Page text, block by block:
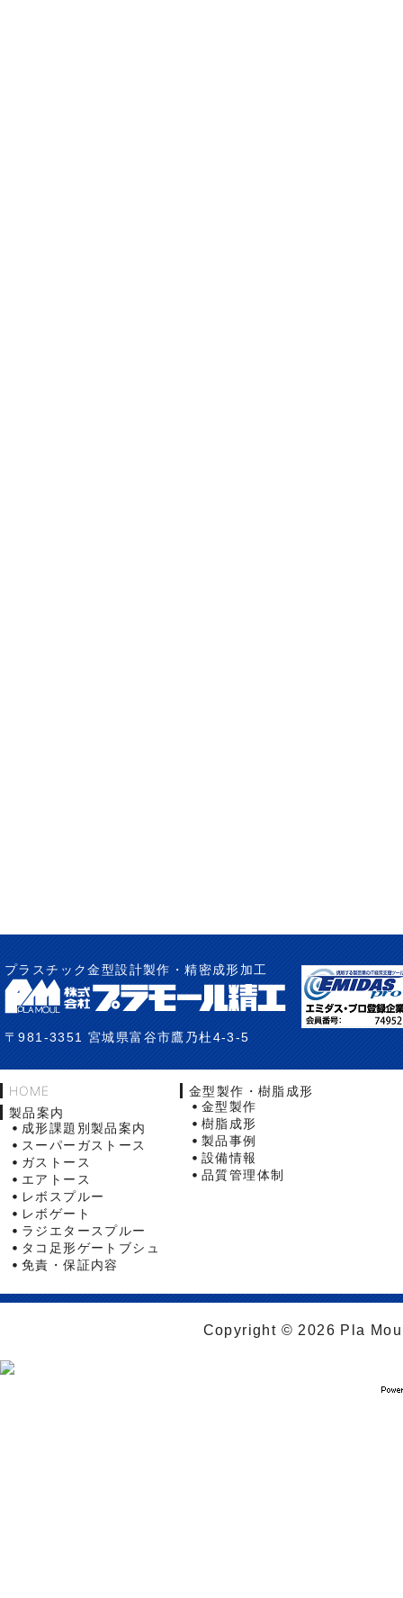
プラスチック金型設計製作・精密成形加工
〒981-3351 宮城県富谷市鷹乃杜4-3-5
HOME
製品案内
成形課題別製品案内
スーパーガストース
ガストース
エアトース
レボスプルー
レボゲート
ラジエタースプルー
タコ足形ゲートブシュ
免責・保証内容
金型製作・樹脂成形
金型製作
樹脂成形
製品事例
設備情報
品質管理体制
Copyright © 2026 Pla